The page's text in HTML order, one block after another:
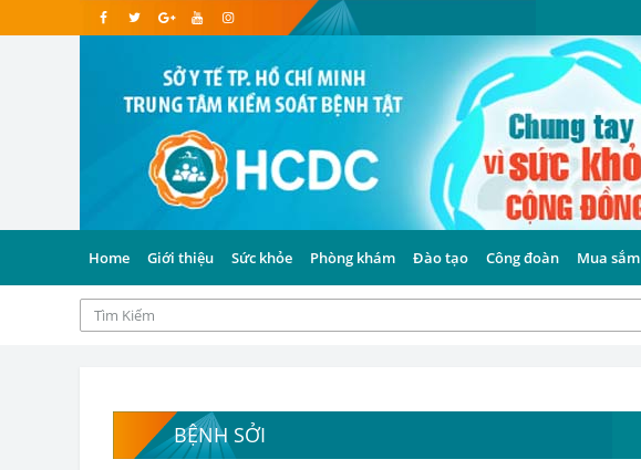
Home Giới thiệu Sức khỏe Phòng khám Đào tạo Công đoàn Mua sắm
BỆNH SỞI